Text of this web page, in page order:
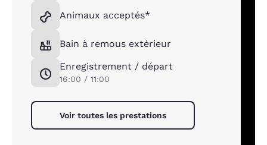
Animaux acceptés*
Bain à remous extérieur
Enregistrement / départ
16:00 / 11:00
Voir toutes les prestations